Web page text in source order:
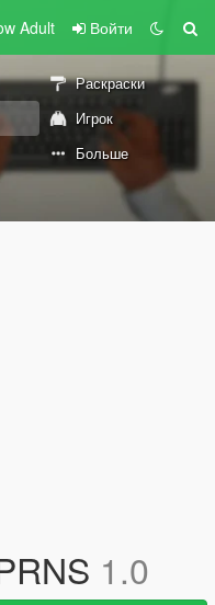
Adult Войти
Раскраски
Игрок
Больше
1.0